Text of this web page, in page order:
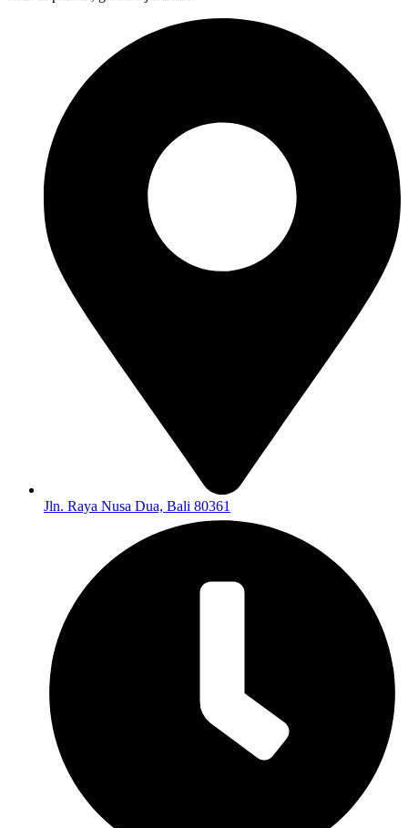
Jln. Raya Nusa Dua, Bali 80361